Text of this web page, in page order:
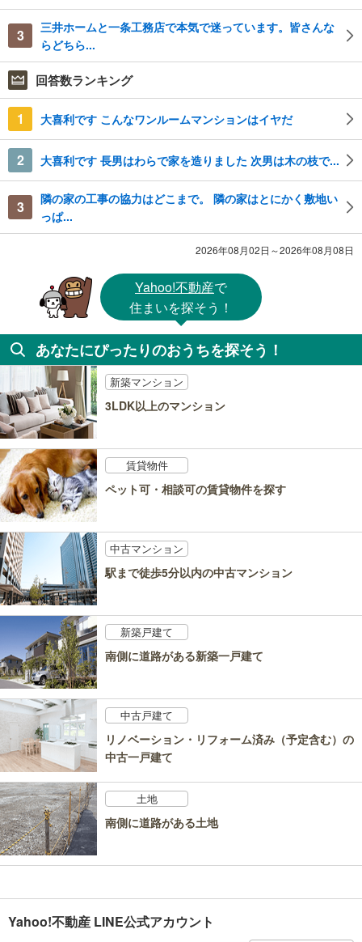
3
三井ホームと一条工務店で本気で迷っています。皆さんな
らどちら...
回答数ランキング
1 大喜利です こんなワンルームマンションはイヤだ
2 大喜利です 長男はわらで家を造りました 次男は木の枝で...
3
隣の家の工事の協力はどこまで。 隣の家はとにかく敷地い
っぱ...
2026年08月02日～2026年08月08日
Yahoo!不動産で
住まいを探そう！
あなたにぴったりのおうちを探そう！
新築マンション
3LDK以上のマンション
賃貸物件
ペット可・相談可の賃貸物件を探す
中古マンション
駅まで徒歩5分以内の中古マンション
新築戸建て
南側に道路がある新築一戸建て
中古戸建て
リノベーション・リフォーム済み（予定含む）の
中古一戸建て
土地
南側に道路がある土地
Yahoo!不動産 LINE公式アカウント